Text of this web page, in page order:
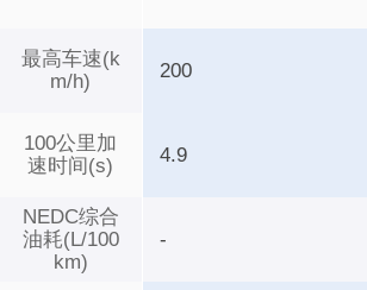
最高车速(k
m/h)
100公里加
速时间(s)
NEDC综合
油耗(L/100
km)
200
4.9
-